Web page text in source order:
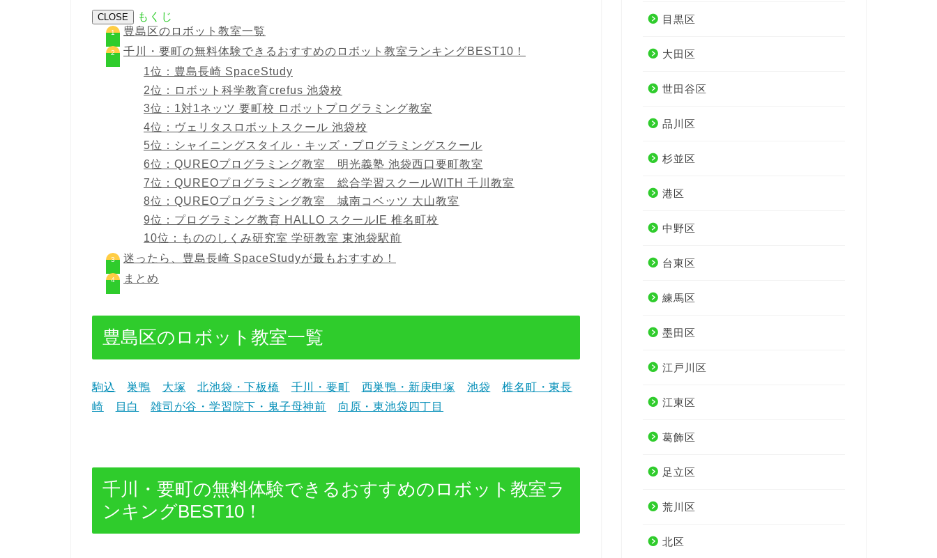
CLOSE
もくじ
豊島区のロボット教室一覧
千川・要町の無料体験できるおすすめのロボット教室ランキングBEST10！
1位：豊島長崎 SpaceStudy
2位：ロボット科学教育crefus 池袋校
3位：1対1ネッツ 要町校 ロボットプログラミング教室
4位：ヴェリタスロボットスクール 池袋校
5位：シャイニングスタイル・キッズ・プログラミングスクール
6位：QUREOプログラミング教室 明光義塾 池袋西口要町教室
7位：QUREOプログラミング教室 総合学習スクールWITH 千川教室
8位：QUREOプログラミング教室 城南コベッツ 大山教室
9位：プログラミング教育 HALLO スクールIE 椎名町校
10位：もののしくみ研究室 学研教室 東池袋駅前
迷ったら、豊島長崎 SpaceStudyが最もおすすめ！
まとめ
豊島区のロボット教室一覧
駒込 巣鴨 大塚 北池袋・下板橋 千川・要町 西巣鴨・新庚申塚 池袋
椎名町・東長
崎
目白 雑司が谷・学習院下・鬼子母神前 向原・東池袋四丁目
千川・要町の無料体験できるおすすめのロボット教室ラ
ンキングBEST10！
目黒区
大田区
世田谷区
品川区
杉並区
港区
中野区
台東区
練馬区
墨田区
江戸川区
江東区
葛飾区
足立区
荒川区
北区